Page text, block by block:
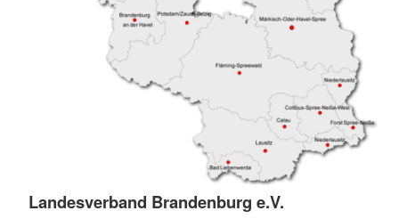
Landesverband Brandenburg e.V.